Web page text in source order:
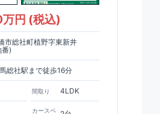
円 (税込)
市総社町植野字東新井
)
馬総社駅まで徒歩16分
間取り 4LDK
カースペ